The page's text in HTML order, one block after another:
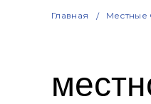
Главная Местные